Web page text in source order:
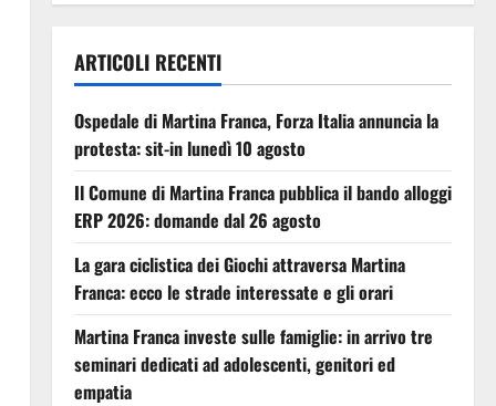
ARTICOLI RECENTI
Ospedale di Martina Franca, Forza Italia annuncia la
protesta: sit-in lunedì 10 agosto
Il Comune di Martina Franca pubblica il bando alloggi
ERP 2026: domande dal 26 agosto
La gara ciclistica dei Giochi attraversa Martina
Franca: ecco le strade interessate e gli orari
Martina Franca investe sulle famiglie: in arrivo tre
seminari dedicati ad adolescenti, genitori ed
empatia